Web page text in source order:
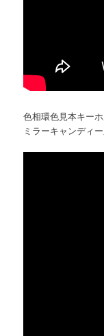
色相環色見本キー
ミラーキャンディ